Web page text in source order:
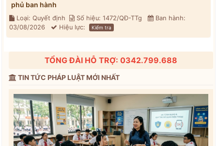
phủ ban hành
Loại: Quyết định Số hiệu: 1472/QĐ-TTg
Ban hành:
03/08/2026
Hiệu lực: Kiểm tra
TỔNG ĐÀI HỖ TRỢ: 0342.799.688
TIN TỨC PHÁP LUẬT MỚI NHẤT